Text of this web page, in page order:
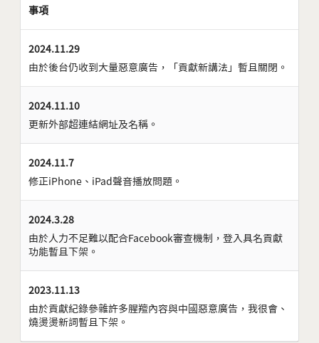
事項
2024.11.29
由於後台仍收到大量惡意廣告，「貢獻新講法」暫且關閉。
2024.11.10
更新外部超連結網址及名稱。
2024.11.7
修正iPhone、iPad聲音播放問題。
2024.3.28
由於人力不足難以配合Facebook審查機制，登入具名貢獻
功能暫且下架。
2023.11.13
由於貢獻紀錄參雜許多腥羶內容與中國惡意廣告，我很會、
燒燙燙新詞暫且下架。